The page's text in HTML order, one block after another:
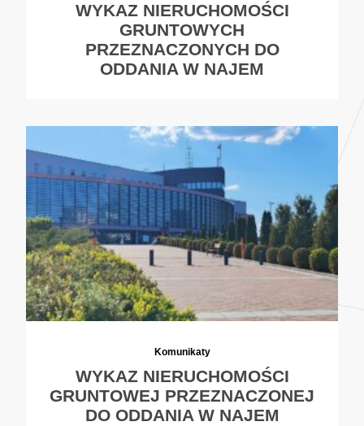
WYKAZ NIERUCHOMOŚCI
GRUNTOWYCH
PRZEZNACZONYCH DO
ODDANIA W NAJEM
Komunikaty
WYKAZ NIERUCHOMOŚCI
GRUNTOWEJ PRZEZNACZONEJ
DO ODDANIA W NAJEM